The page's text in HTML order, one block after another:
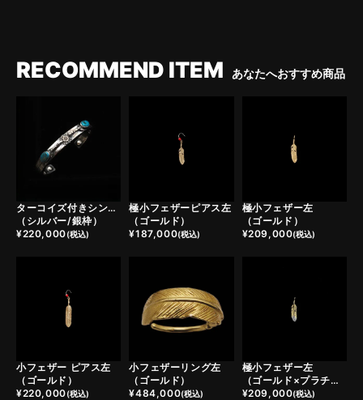
RECOMMEND ITEM あなたへおすすめ商品
ターコイズ付きシンボルフェザーバングル
（シルバー/銀枠）
¥220,000(税込)
極小フェザーピアス左
（ゴールド）
¥187,000(税込)
極小フェザー左
（ゴールド）
¥209,000(税込)
小フェザー ピアス左
（ゴールド）
¥220,000(税込)
小フェザーリング左
（ゴールド）
¥484,000(税込)
極小フェザー左
（ゴールド×プラチナ）
¥209,000(税込)